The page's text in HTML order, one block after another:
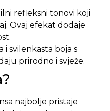
refleksni tonovi koji
Ovaj efekat dodaje
i svilenkasta boja s
prirodno i svježe.
najbolje pristaje